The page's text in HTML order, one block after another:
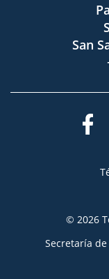
San
© 2026
Secretaría